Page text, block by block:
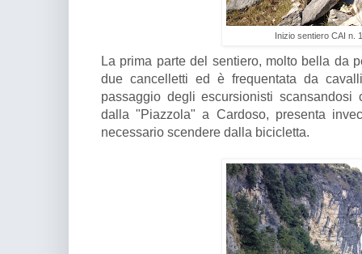
Inizio sentiero CAI n.
La prima parte del sentiero, molto bella da
due cancelletti ed è frequentata da
passaggio degli escursionisti
dalla "Piazzola" a Cardoso, presenta
necessario scendere dalla bicicletta.